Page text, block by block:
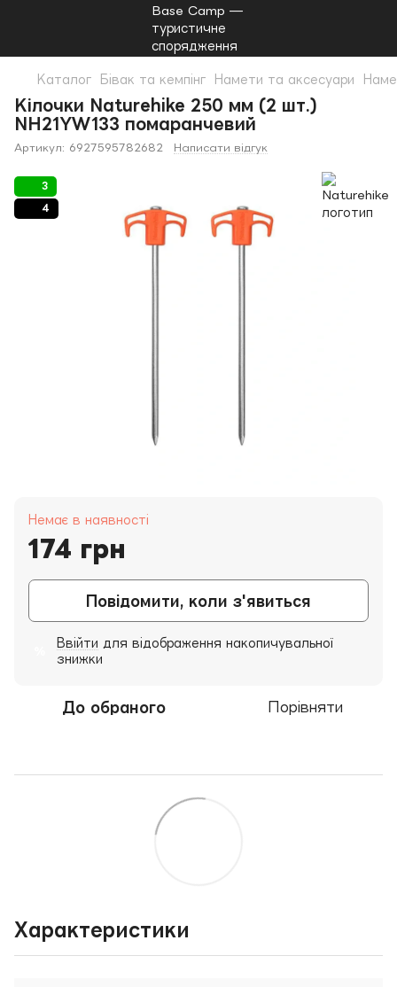
Каталог Бівак та кемпінг Намети та аксесуари
Кілочки Naturehike 250 мм (2 шт.)
NH21YW133 помаранчевий
Артикул: 6927595782682 Написати відгук
3
4
Немає в наявності
174 грн
Повідомити, коли з'явиться
Ввійти для відображення накопичувальної
знижки
До обраного Порівняти
Характеристики